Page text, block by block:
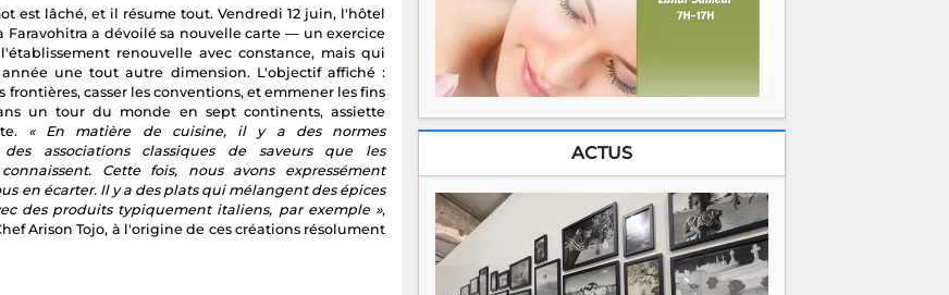
est lâché, et il résume tout. Vendredi 12 juin, l'hôtel
Faravohitra a dévoilé sa nouvelle carte — un exercice
renouvelle avec constance, mais qui
une tout autre dimension. L'objectif affiché :
frontières, casser les conventions, et emmener les fins
un tour du monde en sept continents, assiette
« En matière de cuisine, il y a des normes
des associations classiques de saveurs que les
Cette fois, nous avons expressément
en écarter. Il y a des plats qui mélangent des épices
des produits typiquement italiens, par exemple »,
Arison Tojo, à l'origine de ces créations résolument
ACTUS